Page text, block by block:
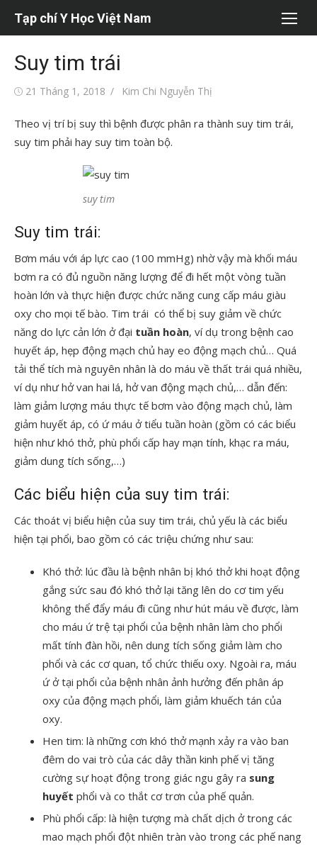
dung
Tạp chí Y Học Việt Nam
Suy tim trái
Đăng21 Tháng 1, 2018
Tác
Kim Chi Nguyễn Thị
Theo vị trí bị suy thì bệnh được phân ra thành suy tim trái,
suy tim phải hay suy tim toàn bộ.
suy tim
Suy tim trái:
Bơm máu với áp lực cao (100 mmHg) nhờ vậy mà khối máu
bơm ra có đủ nguồn năng lượng để đi hết một vòng tuần
hoàn lớn và thực hiện được chức năng cung cấp máu giàu
oxy cho mọi tế bào. Tim trái có thể bị suy giảm về chức
năng do lực cản lớn ở đại tuần hoàn, ví dụ trong bệnh cao
huyết áp, hẹp động mạch chủ hay eo động mạch chủ… Quá
tải thể tích mà nguyên nhân là do máu về thất trái quá nhiều,
ví dụ như hở van hai lá, hở van động mạch chủ,… dẫn đến:
làm giảm lượng máu thực tế bơm vào động mạch chủ, làm
giảm huyết áp, có ứ máu ở tiểu tuần hoàn (gồm có các biểu
hiện như khó thở, phù phổi cấp hay mạn tính, khạc ra máu,
giảm dung tích sống,…)
Các biểu hiện của suy tim trái:
Các thoát vị biểu hiện của suy tim trái, chủ yếu là các biểu
hiện tại phổi, bao gồm có các triệu chứng như sau:
Khó thở: lúc đầu là bệnh nhân bị khó thở khi hoạt động
gắng sức sau đó khó thở lại tăng lên do cơ tim yếu
không thể đẩy máu đi cũng như hút máu về được, làm
cho máu ứ trệ tại phổi của bệnh nhân làm cho phổi
mất tính đàn hồi, nên dung tích sống giảm làm cho
phổi và các cơ quan, tổ chức thiếu oxy. Ngoài ra, máu
ứ ở tại phổi của bệnh nhân ảnh hưởng đến phân áp
oxy của động mạch phổi, làm giảm khuếch tán của
oxy.
Hen tim: là những cơn khó thở mạnh xảy ra vào ban
đêm do vai trò của các dây thần kinh phế vị tăng
cường sự hoạt động trong giác ngu gây ra sung
huyết phổi và co thắt cơ trơn của phế quản.
Phù phổi cấp: là hiện tượng mà chất dịch ở trong các
mao mạch phổi đột nhiên tràn vào trong các phế nang